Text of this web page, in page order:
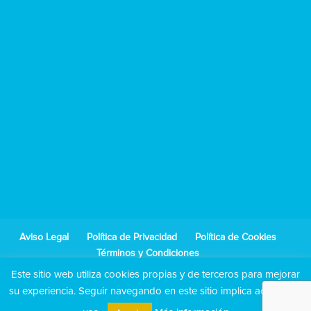
Aviso Legal Política de Privacidad
Política de Cookies
Términos y Condiciones
Este sitio web utiliza cookies propias y de terceros para mejorar
su experiencia. Seguir navegando en este sitio implica aceptar su